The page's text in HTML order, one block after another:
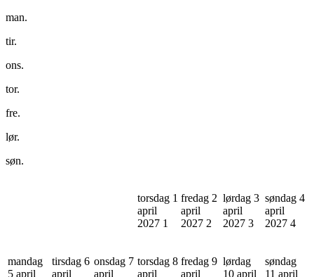
man.
tir.
ons.
tor.
fre.
lør.
søn.
torsdag 1
april
2027 1
fredag 2
april
2027 2
lørdag 3
april
2027 3
søndag 4
april
2027 4
mandag
5 april
tirsdag 6
april
onsdag 7
april
torsdag 8
april
fredag 9
april
lørdag
10 april
søndag
11 april